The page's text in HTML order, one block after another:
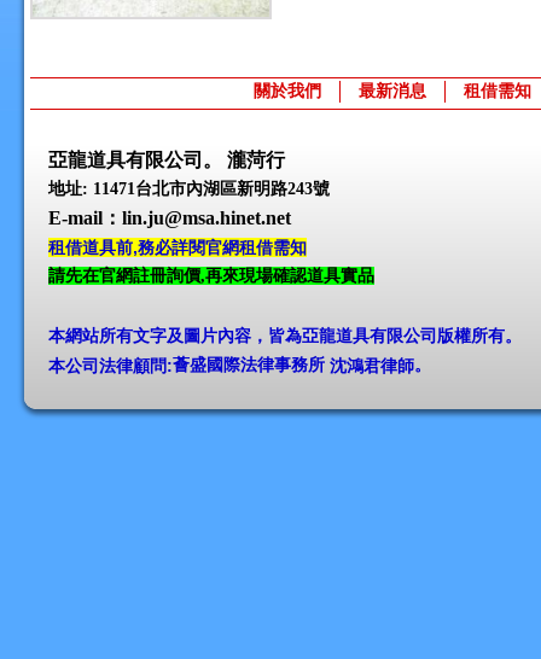
關於我們 最新消息 租借需知
亞龍道具有限公司。 瀧菏行
地址: 11471台北市內湖區新明路243號
E-mail ：lin.ju@msa.hinet.net
租借道具前,務必詳閱官網租借需知
請先在官網註冊詢價,再來現場確認道具實品
本網站所有文字及圖片內容，皆為亞龍道具有限公司版權所有。
本公司法律顧問:薈盛國際法律事務所 沈鴻君律師。